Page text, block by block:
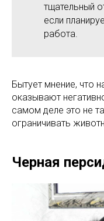
тщательный
если
работа.
Бытует мнение, что
оказывают
самом деле это не
ограничивать
Черная